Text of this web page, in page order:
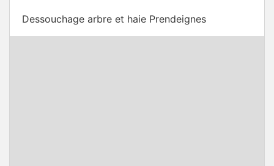
Dessouchage arbre et haie Prendeignes